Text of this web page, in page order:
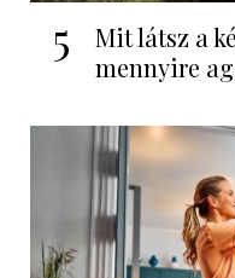
5
Mit látsz a
mennyire